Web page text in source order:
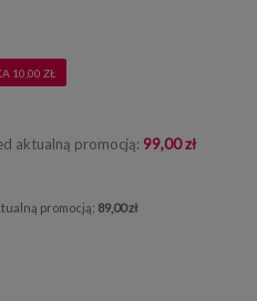
10,00 ZŁ
aktualną promocją: 99,00 zł
promocją: 89,00 zł